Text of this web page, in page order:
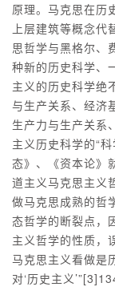
原理。马克思在历
上层建筑等概念
思哲学与黑格尔、
种新的历史科学、
主义的历史科学绝
与生产关系、经济
生产力与生产关系
主义历史科学的“
态》、《资本论》
道主义马克思主义
做马克思成熟的哲
态哲学的断裂点，
主义哲学的性质，
马克思主义看做是
对‘历史主义